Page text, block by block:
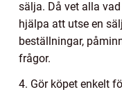
sälja. Då vet alla
hjälpa att utse en
beställningar,
frågor.
4. Gör köpet enkelt